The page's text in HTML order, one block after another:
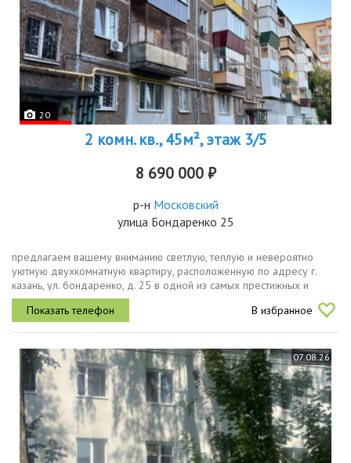
20
2 комн. кв., 45м², этаж 3/5
8 690 000 ₽
р-н Московский
улица Бондаренко 25
предлагаем вашему вниманию светлую, теплую и невероятно
уютную двухкомнатную квартиру, расположенную по адресу г.
казань, ул. бондаренко, д. 25 в одной из самых престижных и
удобных локаций казани.о квартиреквартира отличается
эргономичной и...
В избранное
07.08.26